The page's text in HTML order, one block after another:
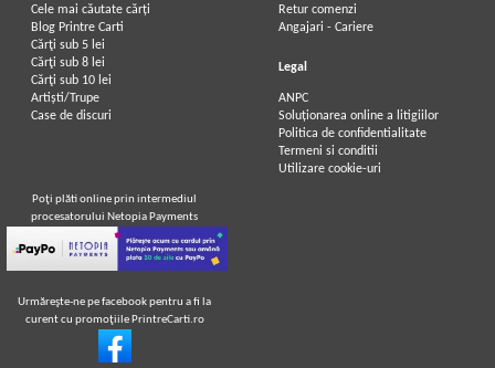
Cele mai căutate cărți
Blog Printre Carti
Cărţi sub 5 lei
Cărţi sub 8 lei
Cărţi sub 10 lei
Artiști/Trupe
Case de discuri
Retur comenzi
Angajari - Cariere
Legal
ANPC
Soluționarea online a litigiilor
Politica de confidentialitate
Termeni si conditii
Utilizare cookie-uri
Poţi plăti online prin intermediul
procesatorului Netopia Payments
Urmăreşte-ne pe facebook pentru a fi la
curent cu promoţiile PrintreCarti.ro